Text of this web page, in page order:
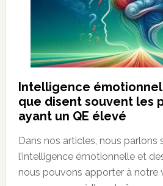
Intelligence
que disent souvent les
ayant un QE élevé
Dans nos articles, nous parlons
l’intelligence émotionnelle et
nous pouvons apporter à notre